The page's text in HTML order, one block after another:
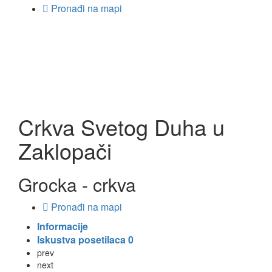
Pronađi na mapi
Crkva Svetog Duha u
Zaklopači
Grocka - crkva
Pronađi na mapi
Informacije
Iskustva posetilaca0
prev
next